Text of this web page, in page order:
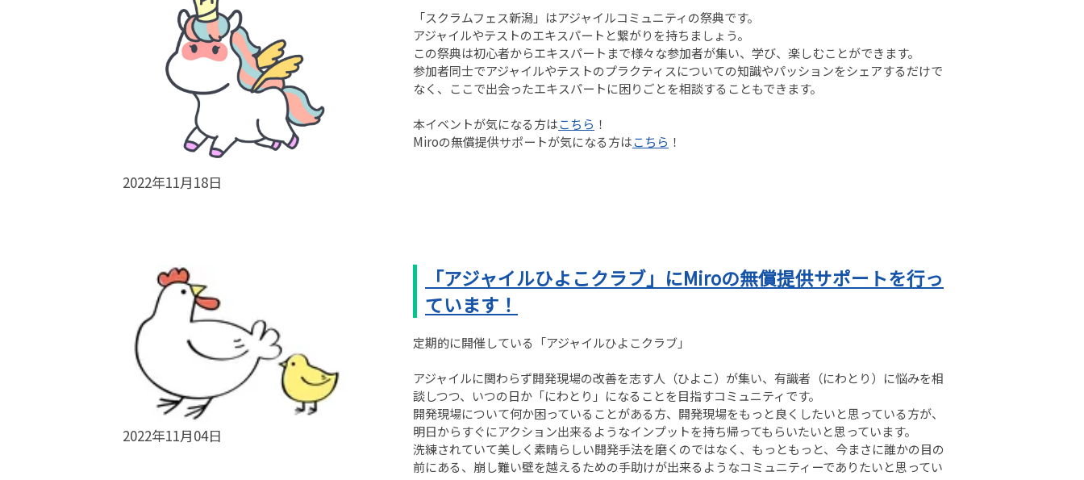
2022年11月18日
「スクラムフェス新潟」はアジャイルコミュニティの祭典です。
アジャイルやテストのエキスパートと繋がりを持ちましょう。
この祭典は初心者からエキスパートまで様々な参加者が集い、学び、楽しむことができます。
参加者同士でアジャイルやテストのプラクティスについての知識やパッションをシェアするだけで
なく、ここで出会ったエキスパートに困りごとを相談することもできます。
本イベントが気になる方はこちら ！
Miroの無償提供サポートが気になる方はこちら ！
2022年11月04日
「アジャイルひよこクラブ」にMiroの無償提供サポートを行っ
ています！
定期的に開催している「アジャイルひよこクラブ」
アジャイルに関わらず開発現場の改善を志す人（ひよこ）が集い、有識者（にわとり）に悩みを相
談しつつ、いつの日か「にわとり」になることを目指すコミュニティです。
開発現場について何か困っていることがある方、開発現場をもっと良くしたいと思っている方が、
明日からすぐにアクション出来るようなインプットを持ち帰ってもらいたいと思っています。
洗練されていて美しく素晴らしい開発手法を磨くのではなく、もっともっと、今まさに誰かの目の
前にある、崩し難い壁を越えるための手助けが出来るようなコミュニティーでありたいと思ってい